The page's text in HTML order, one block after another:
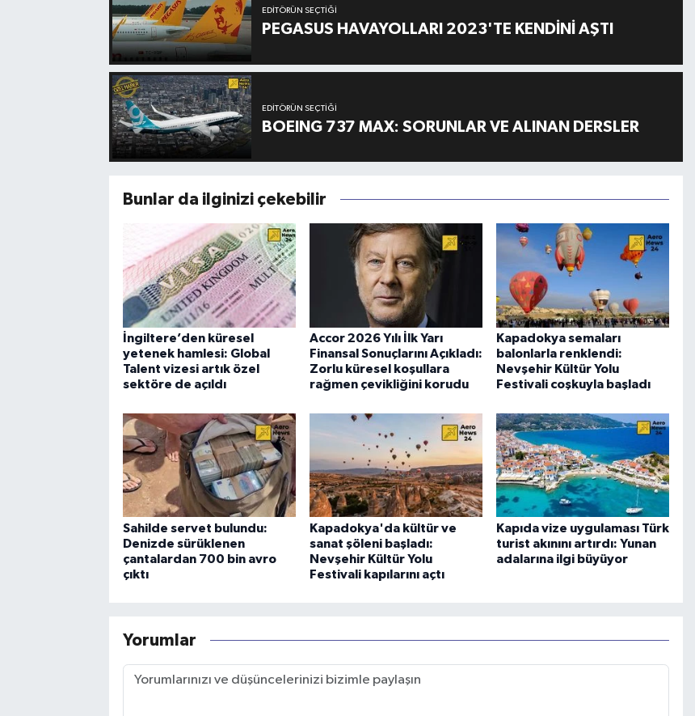
EDITÖRÜN SEÇTIĞI
PEGASUS HAVAYOLLARI 2023'TE KENDİNİ AŞTI
EDITÖRÜN SEÇTIĞI
BOEING 737 MAX: SORUNLAR VE ALINAN DERSLER
Bunlar da ilginizi çekebilir
İngiltere’den küresel
yetenek hamlesi: Global
Talent vizesi artık özel
sektöre de açıldı
Accor 2026 Yılı İlk Yarı
Finansal Sonuçlarını Açıkladı:
Zorlu küresel koşullara
rağmen çevikliğini korudu
Kapadokya semaları
balonlarla renklendi:
Nevşehir Kültür Yolu
Festivali coşkuyla başladı
Sahilde servet bulundu:
Denizde sürüklenen
çantalardan 700 bin avro
çıktı
Kapadokya'da kültür ve
sanat şöleni başladı:
Nevşehir Kültür Yolu
Festivali kapılarını açtı
Kapıda vize uygulaması Türk
turist akınını artırdı: Yunan
adalarına ilgi büyüyor
Yorumlar